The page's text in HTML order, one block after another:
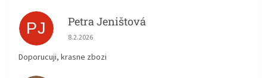
PJ Petra Jeništová
Hodnocení obchodu je 5 z 5 hvězdiček.
8.2.2026
Doporucuji, krasne zbozi